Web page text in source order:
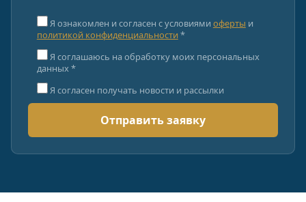
Я ознакомлен и согласен с условиями оферты и
политикой конфиденциальности *
Я соглашаюсь на обработку моих персональных
данных *
Я согласен получать новости и рассылки